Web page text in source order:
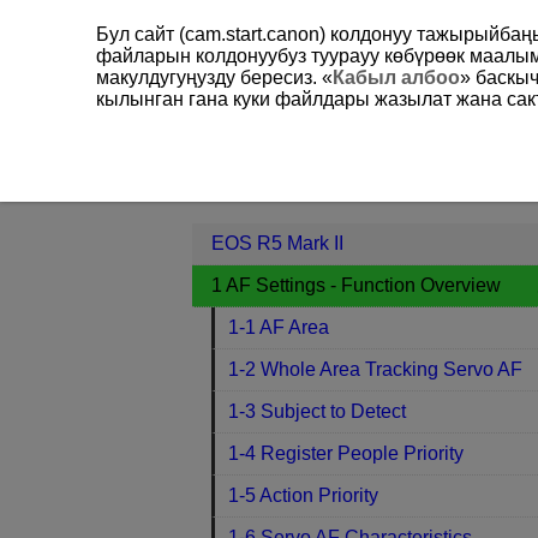
EOS R5 Mark II 1 AF Settings -
EOS R5 Mark II
1 AF Settings - Function Overview
1-1 AF Area
1-2 Whole Area Tracking Servo AF
1-3 Subject to Detect
1-4 Register People Priority
1-5 Action Priority
Бул сайт (cam.start.canon) колдонуу
файларын колдонуубуз туурауу көбүрөөк
макулдугуңузду бересиз. «Кабыл албоо»
кылынган гана куки файлдары жазылат жана